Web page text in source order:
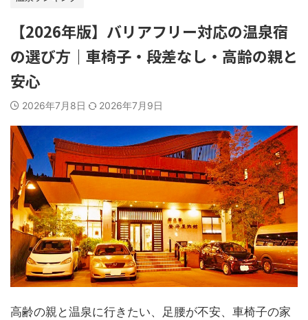
【2026年版】バリアフリー対応の温泉宿
の選び方｜車椅子・段差なし・高齢の親と
安心
2026年7月8日 2026年7月9日
高齢の親と温泉に行きたい、足腰が不安、車椅子の家